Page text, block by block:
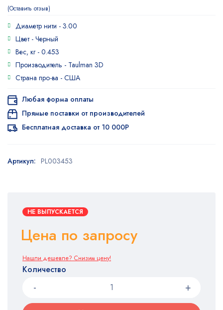
Оставить отзыв
Диаметр нити - 3.00
Цвет - Черный
Вес, кг - 0.453
Производитель - Taulman 3D
Страна про-ва - США
НЕ ВЫПУСКАЕТСЯ
Цена по запросу
Нашли дешевле? Снизим цену!
Количество
Любая форма оплаты
Прямые поставки от производителей
Бесплатная доставка от 10 000Р
Артикул: PL003453